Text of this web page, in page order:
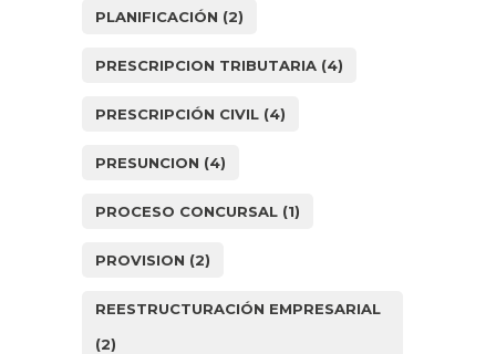
PLANIFICACIÓN (2)
PRESCRIPCION TRIBUTARIA (4)
PRESCRIPCIÓN CIVIL (4)
PRESUNCION (4)
PROCESO CONCURSAL (1)
PROVISION (2)
REESTRUCTURACIÓN EMPRESARIAL
(2)